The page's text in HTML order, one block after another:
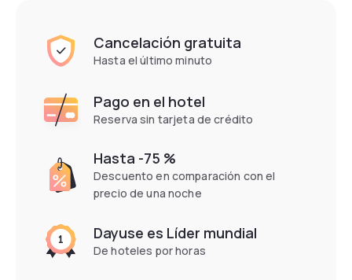
Cancelación gratuita
Hasta el último minuto
Pago en el hotel
Reserva sin tarjeta de crédito
Hasta -75 %
Descuento en comparación con el
precio de una noche
Dayuse es Líder mundial
De hoteles por horas